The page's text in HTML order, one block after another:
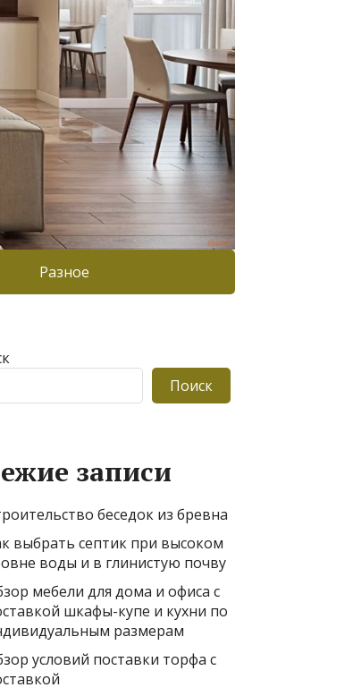
Разное
Поиск
записи
беседок из бревна
выбрать септик при высоком
воды и в глинистую почву
мебели для дома и офиса с
шкафы-купе и кухни по
размерам
условий поставки торфа с